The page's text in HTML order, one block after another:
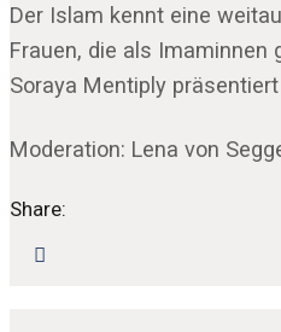
Der Islam kennt eine
Frauen, die als
Soraya Mentiply
Moderation: Lena von
Share: